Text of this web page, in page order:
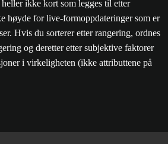
ikke kort som legges til etter
høyde for live-formoppdateringer som er
Hvis du sorterer etter rangering, ordnes
og deretter etter subjektive faktorer
i virkeligheten (ikke attributtene på